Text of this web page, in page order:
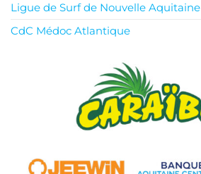
Ligue de Surf de Nouvelle Aquitaine
CdC Médoc Atlantique